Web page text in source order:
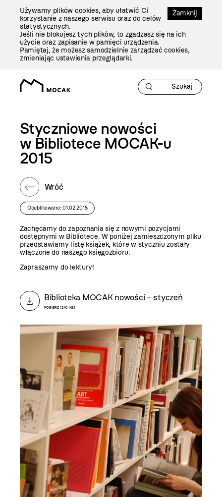
Zamknij
Używamy plików cookies, aby ułatwić Ci
korzystanie z naszego serwisu oraz do celów
statystycznych.
Jeśli nie blokujesz tych plików, to zgadzasz się na ich
użycie oraz zapisanie w pamięci urządzenia.
Pamiętaj, że możesz samodzielnie zarządzać cookies,
zmieniając ustawienia przeglądarki.
Styczniowe nowości
w Bibliotece MOCAK-u
2015
Wróć
Opublikowano: 01.02.2015
Zachęcamy do zapoznania się z nowymi pozycjami
dostępnymi w Bibliotece. W poniżej zamieszczonym pliku
przedstawiamy listę książek, które w styczniu zostały
włączone do naszego księgozbioru.
Zapraszamy do lektury!
Biblioteka MOCAK nowości – styczeń
POBIERZ [240 KB]